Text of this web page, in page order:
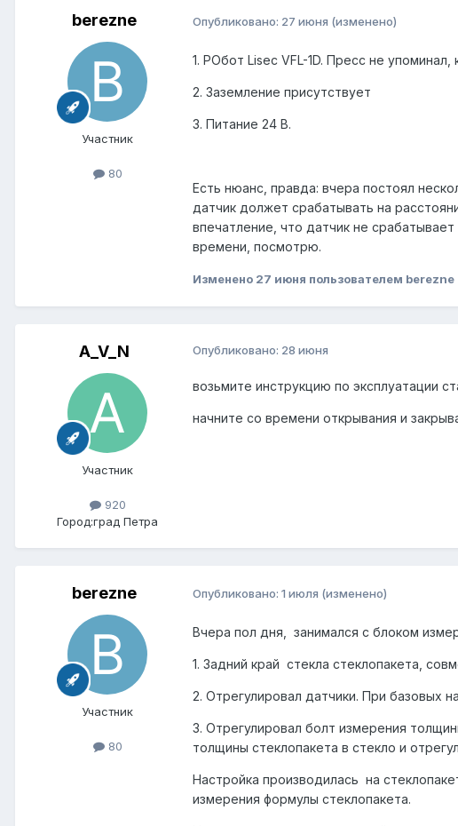
berezne
Участник
80
Опубликовано: 27 июня (изменено)
1. РОбот Lisec VFL-1D. Пресс не
2. Заземление присутствует
3. Питание 24 В.
Есть нюанс, правда: вчера постоял
датчик должет срабатывать на
впечатление, что датчик не
времени, посмотрю.
Изменено 27 июня пользователем berezne
A_V_N
Участник
920
Город:град Петра
Опубликовано: 28 июня
возьмите инструкцию по эксплуатации
начните со времени открывания и
berezne
Участник
80
Опубликовано: 1 июля (изменено)
Вчера пол дня, занимался с блоком
1. Задний край стекла стеклопакета,
2. Отрегулировал датчики. При базовых
3. Отрегулировал болт измерения
толщины стеклопакета в стекло и
Настройка производилась на
измерения формулы стеклопакета.